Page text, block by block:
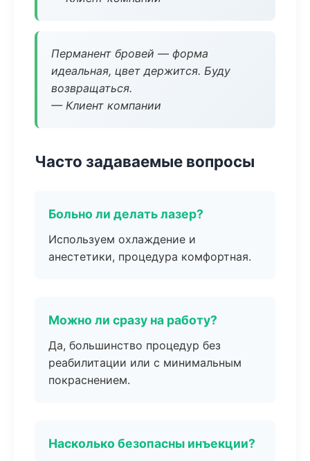
Перманент бровей — форма
идеальная, цвет держится. Буду
возвращаться.
— Клиент компании
Часто задаваемые вопросы
Больно ли делать лазер?
Используем охлаждение и
анестетики, процедура комфортная.
Можно ли сразу на работу?
Да, большинство процедур без
реабилитации или с минимальным
покраснением.
Насколько безопасны инъекции?